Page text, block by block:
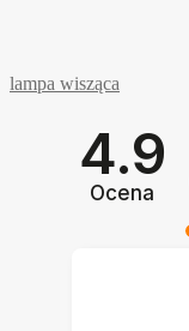
lampa wisząca
4.9
Ocena